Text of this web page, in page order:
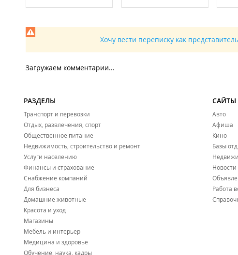
Хочу вести переписку как
Загружаем комментарии...
РАЗДЕЛЫ
Транспорт и перевозки
Отдых, развлечения, спорт
Общественное питание
Недвижимость, строительство и ремонт
Услуги населению
Финансы и страхование
Снабжение компаний
Для бизнеса
Домашние животные
Красота и уход
Магазины
Мебель и интерьер
Медицина и здоровье
Обучение, наука, кадры
САЙТЫ
Авто
Афиша
Кино
Базы
Новости
Работа